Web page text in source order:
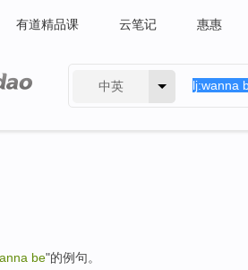
有道精品课 云笔记 惠惠
中英
be"的例句。